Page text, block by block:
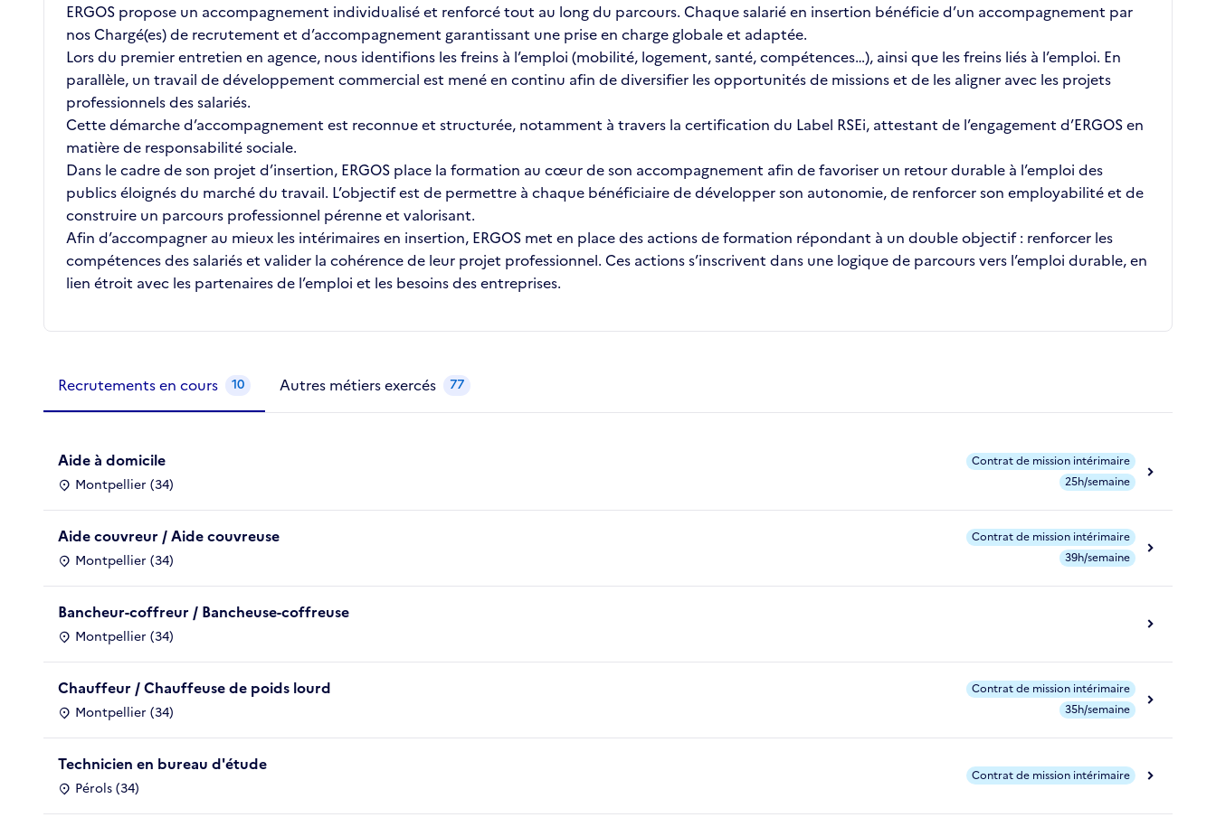
ERGOS propose un accompagnement individualisé et renforcé tout au long du parcours. Chaque salarié en insertion bénéficie d’un accompagnement par
nos Chargé(es) de recrutement et d’accompagnement garantissant une prise en charge globale et adaptée.
Lors du premier entretien en agence, nous identifions les freins à l’emploi (mobilité, logement, santé, compétences…), ainsi que les freins liés à l’emploi. En
parallèle, un travail de développement commercial est mené en continu afin de diversifier les opportunités de missions et de les aligner avec les projets
professionnels des salariés.
Cette démarche d’accompagnement est reconnue et structurée, notamment à travers la certification du Label RSEi, attestant de l’engagement d’ERGOS en
matière de responsabilité sociale.
Dans le cadre de son projet d’insertion, ERGOS place la formation au cœur de son accompagnement afin de favoriser un retour durable à l’emploi des
publics éloignés du marché du travail. L’objectif est de permettre à chaque bénéficiaire de développer son autonomie, de renforcer son employabilité et de
construire un parcours professionnel pérenne et valorisant.
Afin d’accompagner au mieux les intérimaires en insertion, ERGOS met en place des actions de formation répondant à un double objectif : renforcer les
compétences des salariés et valider la cohérence de leur projet professionnel. Ces actions s’inscrivent dans une logique de parcours vers l’emploi durable, en
lien étroit avec les partenaires de l’emploi et les besoins des entreprises.
Métiers de la structure
Recrutements en cours 10 Autres métiers exercés 77
Aide à domicile
Montpellier (34)
Contrat de mission intérimaire
25h/semaine
Aide couvreur / Aide couvreuse
Montpellier (34)
Contrat de mission intérimaire
39h/semaine
Bancheur-coffreur / Bancheuse-coffreuse
Montpellier (34)
Chauffeur / Chauffeuse de poids lourd
Montpellier (34)
Contrat de mission intérimaire
35h/semaine
Technicien en bureau d'étude
Pérols (34)
Contrat de mission intérimaire